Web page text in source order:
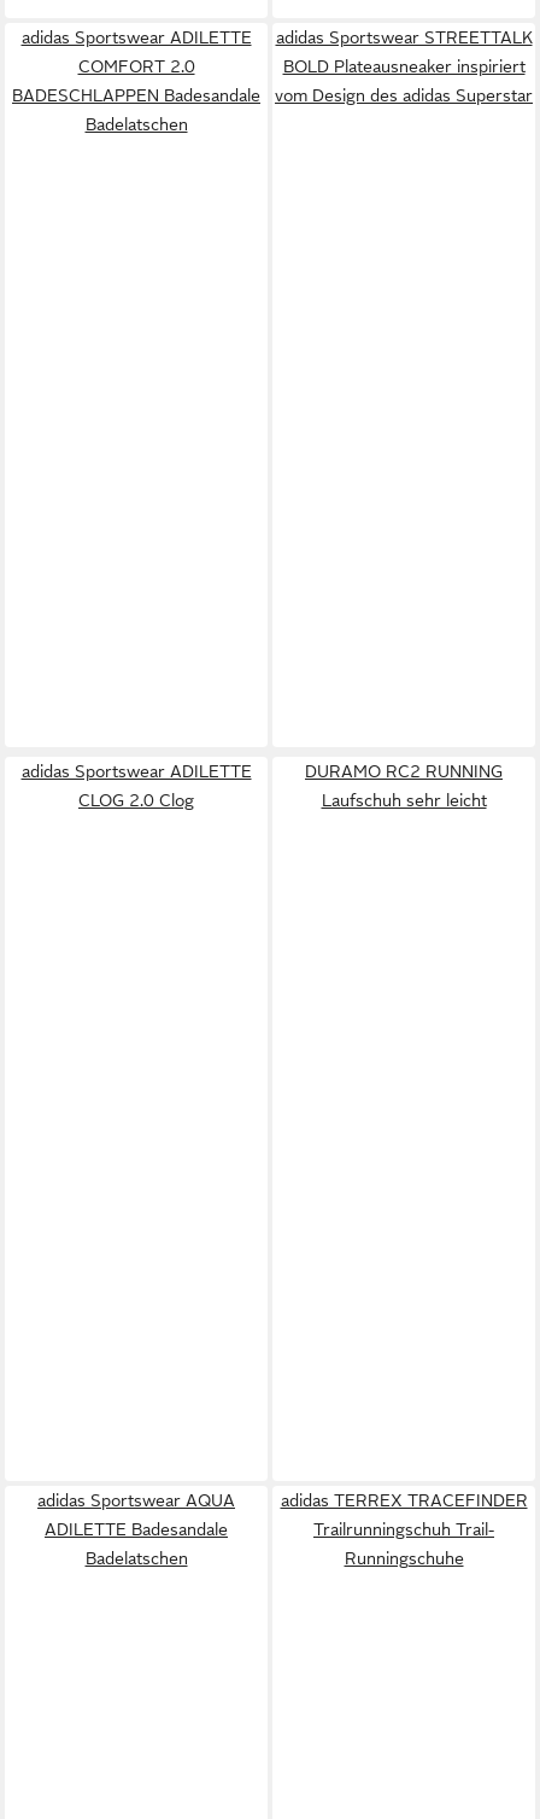
adidas Sportswear ADILETTE
COMFORT 2.0
BADESCHLAPPEN Badesandale
Badelatschen
adidas Sportswear STREETTALK
BOLD Plateausneaker inspiriert
vom Design des adidas Superstar
adidas Sportswear ADILETTE
CLOG 2.0 Clog
DURAMO RC2 RUNNING
Laufschuh sehr leicht
adidas Sportswear AQUA
ADILETTE Badesandale
Badelatschen
adidas TERREX TRACEFINDER
Trailrunningschuh Trail-
Runningschuhe